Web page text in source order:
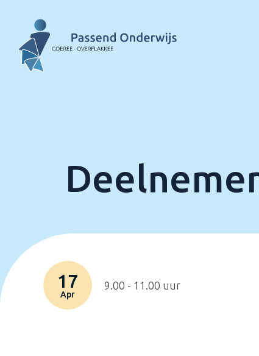
17
Apr
9.00 - 11.00 uur